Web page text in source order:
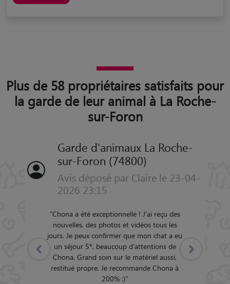
Plus de 58 propriétaires satisfaits pour
la garde de leur animal à La Roche-
sur-Foron
Garde d'animaux La Roche-
sur-Foron (74800)
Avis déposé par Claire le 23-04-
2026 23:15
"Chona a été exceptionnelle ! J'ai reçu des
nouvelles, des photos et vidéos tous les
jours. Je peux confirmer que mon chat a eu
un séjour 5*, beaucoup d'attentions de
Chona. Grand soin sur le matériel aussi,
restitué propre. Je recommande Chona à
200% :)"
Précédent Suivant